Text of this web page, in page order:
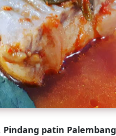
Pindang patin Palembang